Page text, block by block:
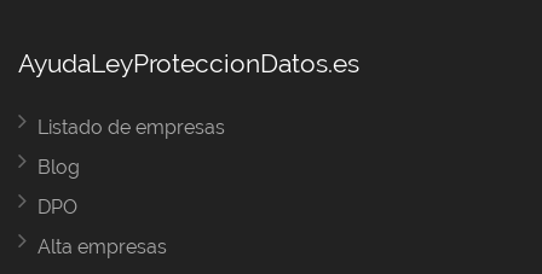
AyudaLeyProteccionDatos.es
Listado de empresas
Blog
DPO
Alta empresas